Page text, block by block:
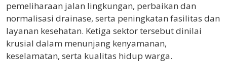
pemeliharaan jalan lingkungan, perbaikan dan
normalisasi drainase, serta peningkatan fasilitas dan
layanan kesehatan. Ketiga sektor tersebut dinilai
krusial dalam menunjang kenyamanan,
keselamatan, serta kualitas hidup warga.